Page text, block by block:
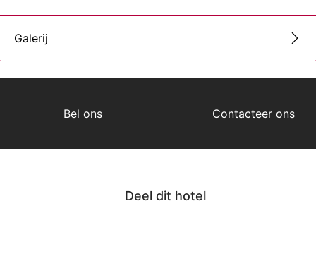
Galerij
Bel ons Contacteer ons
Deel dit hotel